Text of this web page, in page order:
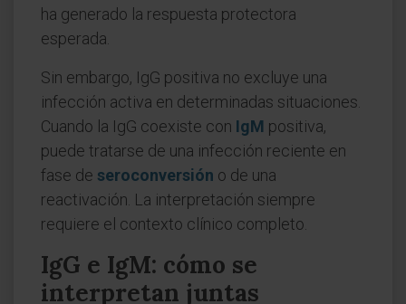
ha generado la respuesta protectora
esperada.
Sin embargo, IgG positiva no excluye una
infección activa en determinadas situaciones.
Cuando la IgG coexiste con IgM positiva,
puede tratarse de una infección reciente en
fase de seroconversión o de una
reactivación. La interpretación siempre
requiere el contexto clínico completo.
IgG e IgM: cómo se
interpretan juntas